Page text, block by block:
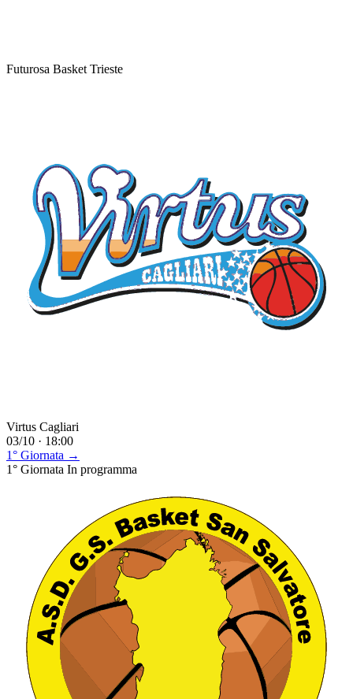
Futurosa Basket Trieste
Virtus Cagliari
03/10 · 18:00
1° Giornata →
1° Giornata In programma